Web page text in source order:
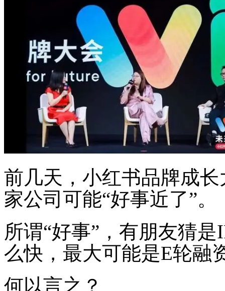
前几天，小红书品牌成
家公司可能“好事近了”。
所谓“好事”，有朋友猜
么快，最大可能是E轮融
何以言之？